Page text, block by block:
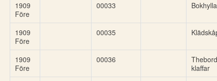
1909
Före
00033 Bokhylla
1909
Före
00035
1909
Före
00036
klaffar